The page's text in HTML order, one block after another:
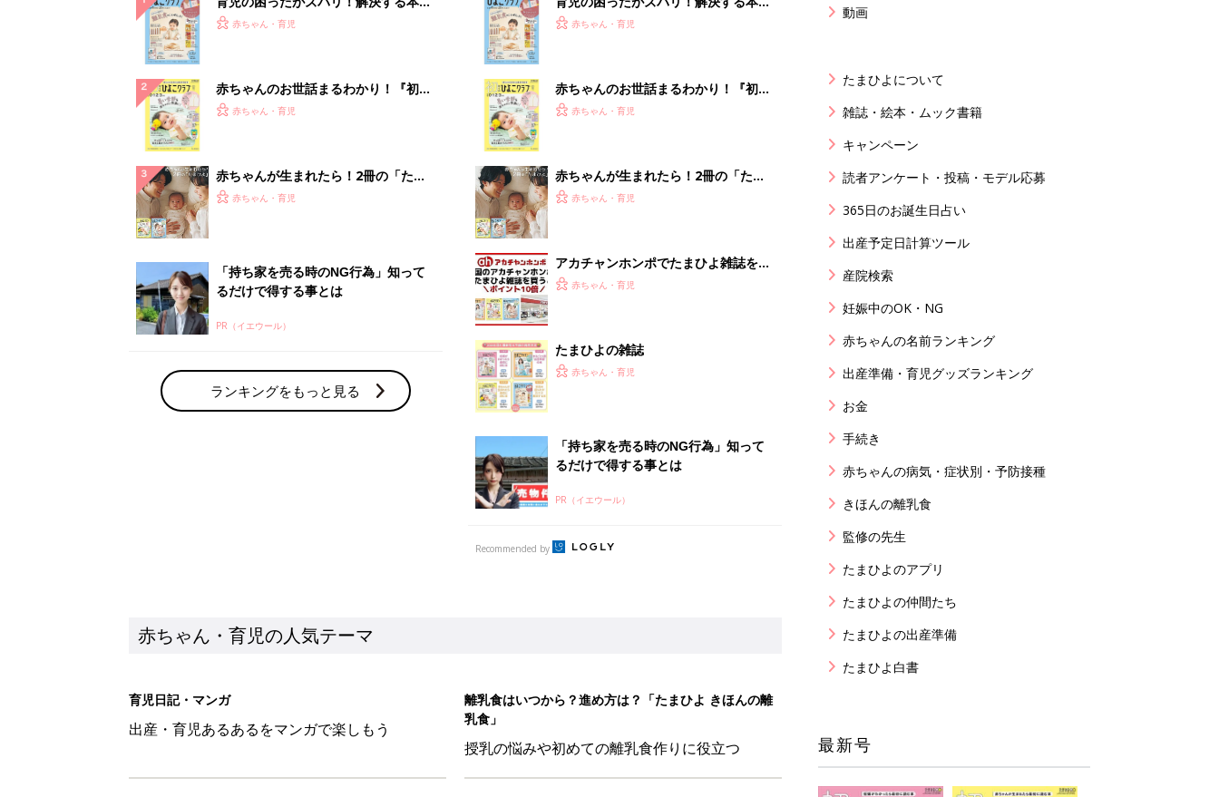
PR（イエウール）
ランキングをもっと見る
るだけで得する事とは
PR（イエウール）
赤ちゃん・育児の人気テーマ
育児日記・マンガ
離乳食はいつから？進め方は？「たまひよ きほんの離
授乳の悩みや初めての離乳食作りに役立つ
子育てとお金
妊娠・出産・育児にかかる費用やもらえる補助
金・助成金を解説
しまむら「550円でこんなにおしゃれ！」「みんな買ってる」元子ども服販売員ライター激推し★
夏のバズりトップス4選
赤ちゃん・育児
動画
たまひよについて
雑誌・絵本・ムック書籍
キャンペーン
読者アンケート・投稿・モデル応募
365日のお誕生日占い
出産予定日計算ツール
産院検索
妊娠中のOK・NG
赤ちゃんの名前ランキング
出産準備・育児グッズランキング
お金
手続き
赤ちゃんの病気・症状別・予防接種
きほんの離乳食
監修の先生
たまひよのアプリ
たまひよの仲間たち
たまひよの出産準備
たまひよ白書
最新号